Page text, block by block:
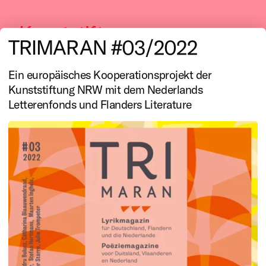
Kunststiftung
NRW
TRIMARAN #03/2022
Ein europäisches Kooperationsprojekt der
Kunststiftung NRW mit dem Nederlands
Letterenfonds und Flanders Literature
Literatur
Mit ihrer Literaturförderung
unterstützt die Kunststiftung
NRW die Produktion,
Vermittlung und Präsentation